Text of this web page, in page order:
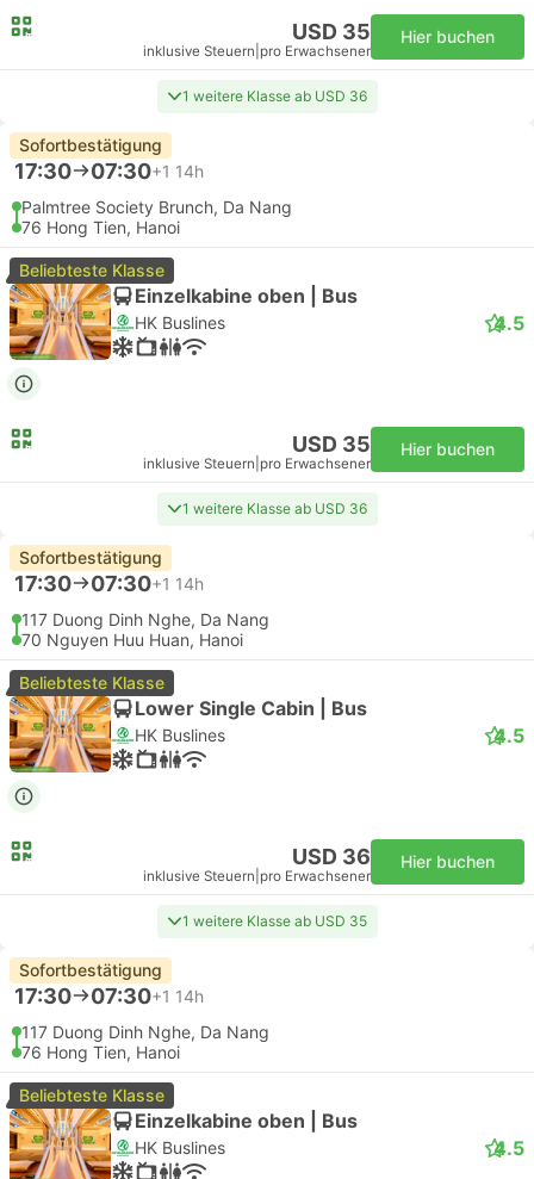
USD 35
inklusive Steuern pro Erwachsener
Hier buchen
1 weitere Klasse ab USD 36
Sofortbestätigung
17:30 07:30+1 14h
Palmtree Society Brunch, Da Nang
76 Hong Tien, Hanoi
Beliebteste Klasse
Einzelkabine oben | Bus
HK Buslines 4.5
USD 35
inklusive Steuern pro Erwachsener
Hier buchen
1 weitere Klasse ab USD 36
Sofortbestätigung
17:30 07:30+1 14h
117 Duong Dinh Nghe, Da Nang
70 Nguyen Huu Huan, Hanoi
Beliebteste Klasse
Lower Single Cabin | Bus
HK Buslines 4.5
USD 36
inklusive Steuern pro Erwachsener
Hier buchen
1 weitere Klasse ab USD 35
Sofortbestätigung
17:30 07:30+1 14h
117 Duong Dinh Nghe, Da Nang
76 Hong Tien, Hanoi
Beliebteste Klasse
Einzelkabine oben | Bus
HK Buslines 4.5